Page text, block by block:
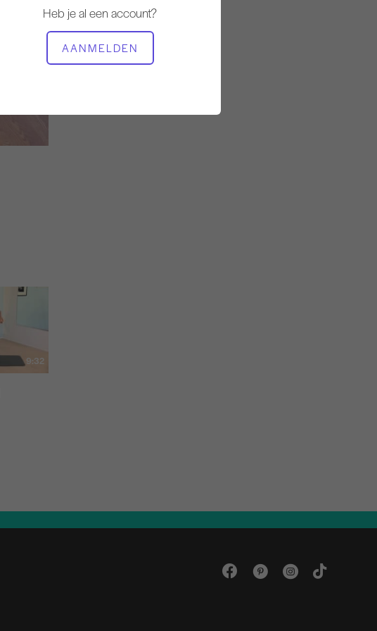
Heb je al een account?
AANMELDEN
BENODIGDE APPARATUUR
Mat
9:32